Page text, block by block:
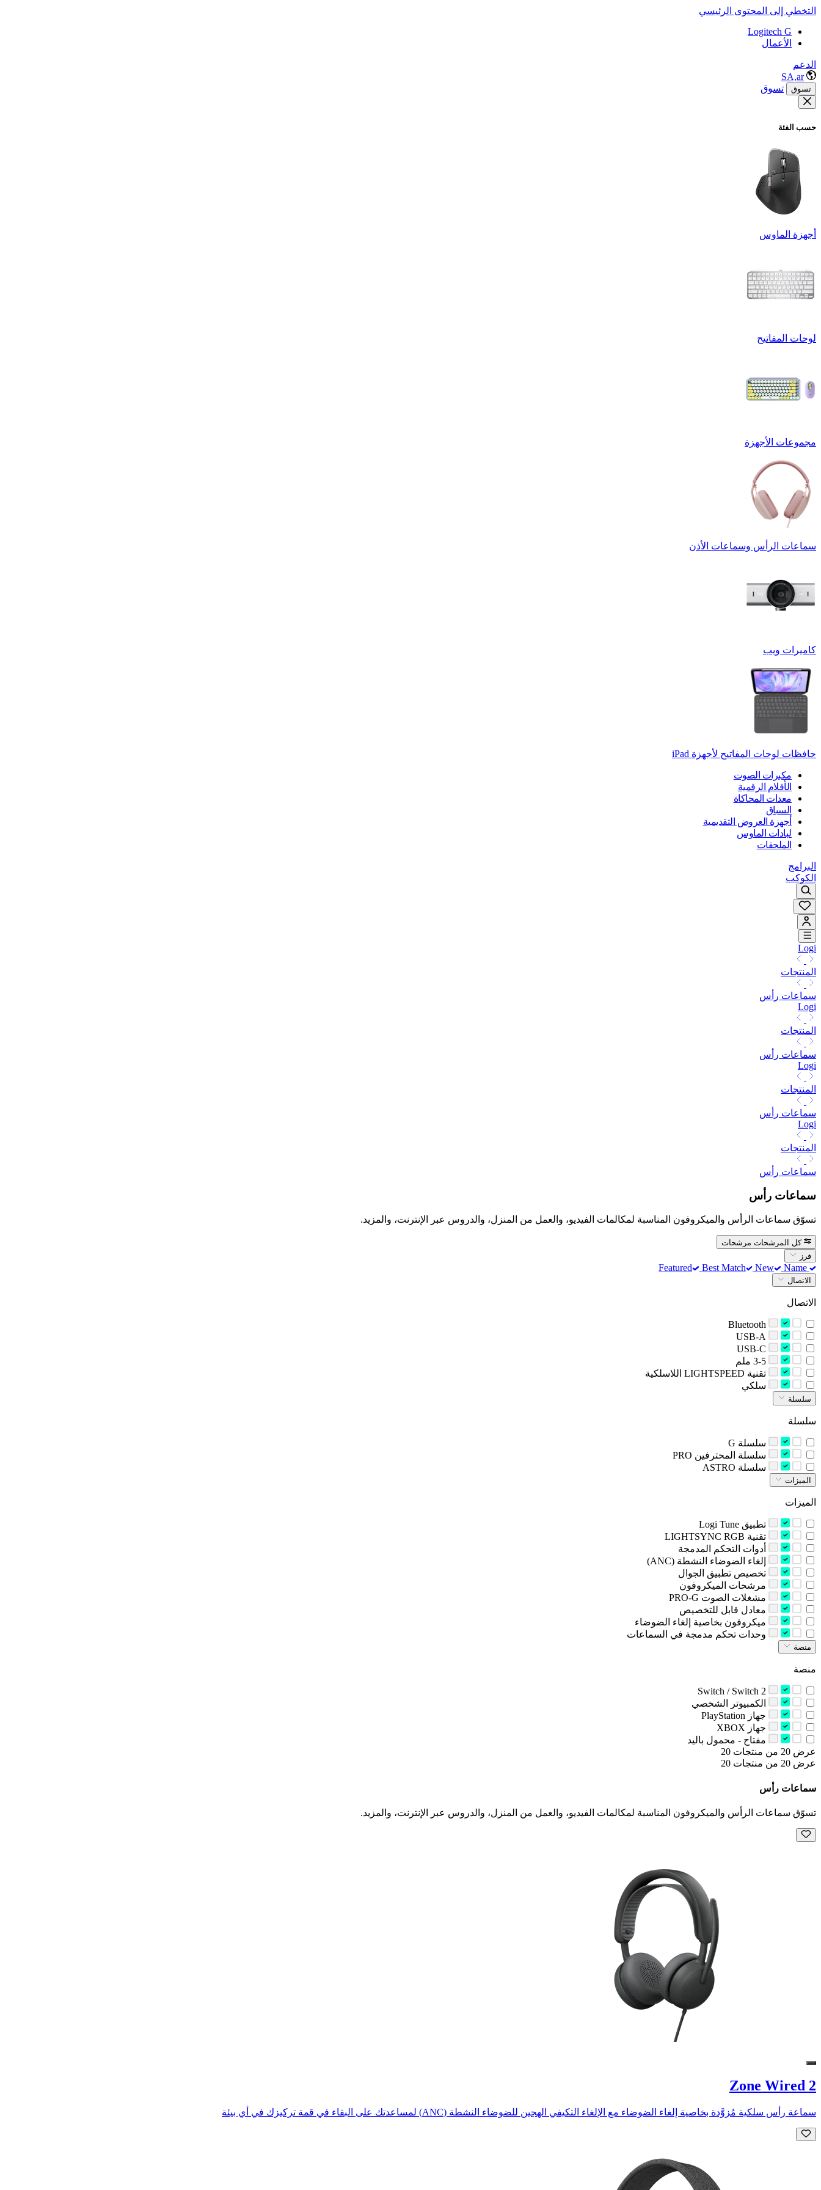
التخطي إلى المحتوى الرئيسي
Logitech G
الأعمال
الدعم
SA,ar
تسوق تسوق
حسب الفئة
أجهزة الماوس
لوحات المفاتيح
مجموعات الأجهزة
سماعات الرأس وسماعات الأذن
كاميرات ويب
حافظات لوحات المفاتيح لأجهزة ‏iPad
مكبرات الصوت
الأقلام الرقمية
معدات المحاكاة
السباق
أجهزة العروض التقديمية
لبادات الماوس
الملحقات
البرامج
الكوكب
Logi
المنتجات
سماعات رأس
Logi
المنتجات
سماعات رأس
Logi
المنتجات
سماعات رأس
Logi
المنتجات
سماعات رأس
سماعات رأس
تسوّق سماعات الرأس والميكروفون المناسبة لمكالمات الفيديو، والعمل من المنزل، والدروس عبر الإنترنت، والمزيد.
كل المرشحات مرشحات
فرز
Featured
Best Match New Name
الاتصال
الاتصال
‫سلكي‬
سلسلة
سلسلة
الميزات
الميزات
تطبيق Logi Tune
تقنية LIGHTSYNC RGB
‫أدوات التحكم المدمجة‬
‫تخصيص تطبيق الجوال‬
‫مرشحات الميكروفون‬
‫معادل قابل للتخصيص‬
‫ميكروفون بخاصية إلغاء الضوضاء‬
‫وحدات تحكم مدمجة في السماعات‬
منصة
منصة
‫الكمبيوتر الشخصي‬
‫مفتاح - محمول باليد‬
عرض 20 من منتجات 20
عرض 20 من منتجات 20
سماعات رأس
تسوّق سماعات الرأس والميكروفون المناسبة لمكالمات الفيديو، والعمل من المنزل، والدروس عبر الإنترنت، والمزيد.
Zone Wired 2
سماعة رأس سلكية مُزوَّدة بخاصية إلغاء الضوضاء مع الإلغاء التكيفي الهجين للضوضاء النشطة (ANC) لمساعدتك على البقاء في قمة تركيزك في أي بيئة